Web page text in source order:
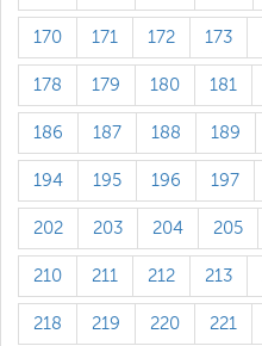
170 171 172 173
178 179 180 181
186 187 188 189
194 195 196 197
202 203 204 205
210 211 212 213
218 219 220 221